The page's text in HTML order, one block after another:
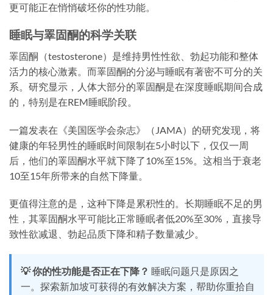
更可能正在悄悄破坯你的性功能。
睡眠与睪固酮的科学关联
睪固酮（testosterone）是维持男性性欲、勃起功能和整体
活力的核心激素。而睪固酮的分泌与睡眠有著密不可分的关
系。研究显示，人体大部分的睪固酮是在深度睡眠期间合成
的，特别是在REM睡眠阶段。
一篇发表在《美国医学会杂志》（JAMA）的研究发现，将
健康的年轻男性的睡眠时间限制在5小时以下，仅仅一周
后，他们的睪固酮水平就下降了10%至15%。这相当于衰老
10至15年所带来的自然下降量。
更值得注意的是，这种下降是累积性的。长期睡眠不足的男
性，其睪固酮水平可能比正常睡眠者低20%至30%，直接导
致性欲减退、勃起品质下降和精子数量减少。
💡 你的性功能是否正在下降？ 睡眠问题只是原因之
一。探索新加坡可获得的有效解决方案，帮助你重拾自